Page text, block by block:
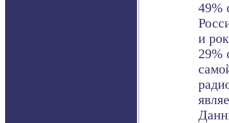
49%
и
29%